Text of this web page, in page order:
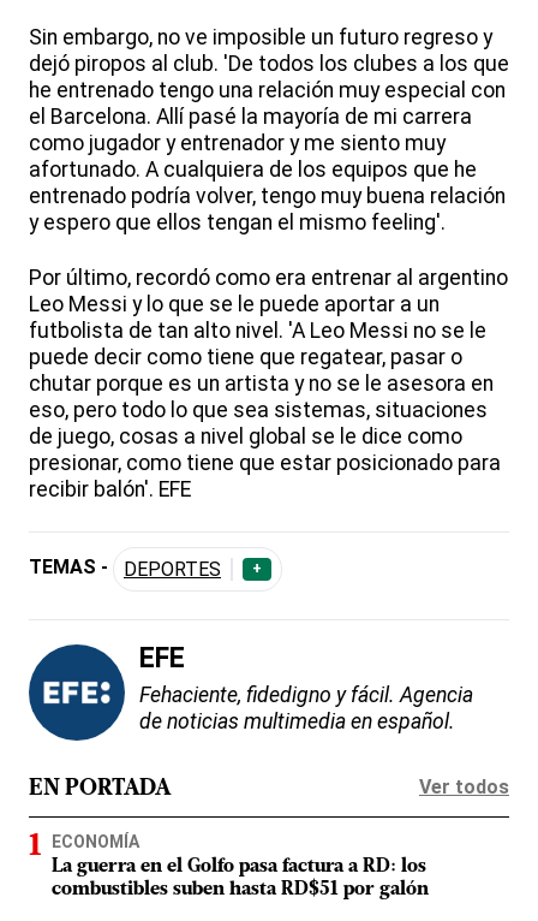
Sin embargo, no ve imposible un futuro regreso y
dejó piropos al club. 'De todos los clubes a los que
he entrenado tengo una relación muy especial con
el Barcelona. Allí pasé la mayoría de mi carrera
como jugador y entrenador y me siento muy
afortunado. A cualquiera de los equipos que he
entrenado podría volver, tengo muy buena relación
y espero que ellos tengan el mismo feeling'.
Por último, recordó como era entrenar al argentino
Leo Messi y lo que se le puede aportar a un
futbolista de tan alto nivel. 'A Leo Messi no se le
puede decir como tiene que regatear, pasar o
chutar porque es un artista y no se le asesora en
eso, pero todo lo que sea sistemas, situaciones
de juego, cosas a nivel global se le dice como
presionar, como tiene que estar posicionado para
recibir balón'. EFE
TEMAS - DEPORTES +
EFE
Fehaciente, fidedigno y fácil. Agencia
de noticias multimedia en español.
EN PORTADA Ver todos
ECONOMÍA
La guerra en el Golfo pasa factura a RD: los
combustibles suben hasta RD$51 por galón